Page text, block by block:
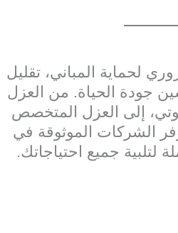
لحماية المباني، تقليل
جودة الحياة. من العزل
إلى العزل المتخصص
الشركات الموثوقة في
لتلبية جميع احتياجاتك.